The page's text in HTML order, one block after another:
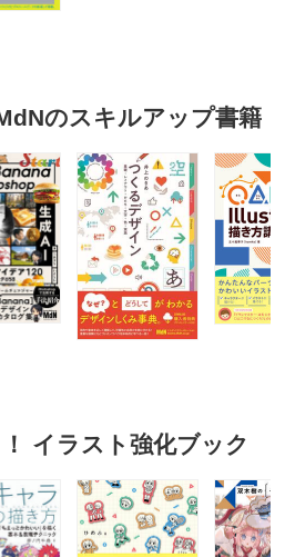
のスキルアップ書籍
イラスト強化ブック